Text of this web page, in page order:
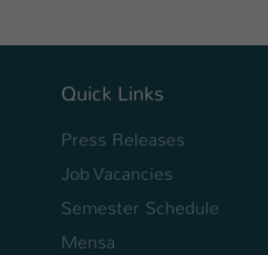
Quick Links
Press Releases
Job Vacancies
Semester Schedule
Mensa